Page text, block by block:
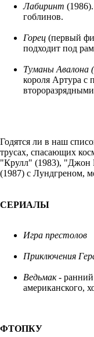
Лабиринт
гоблинов.
Горец (первый
подходит под
Туманы Авалона
короля Артура с
Годятся ли в наш
трусах, спасающих
"Крулл" (1983), "Джон
(1987) с Лундгреном,
СЕРИАЛЫ
Игра престолов
Приключения
Ведьмак - ранний
американского,
ФТОПКУ